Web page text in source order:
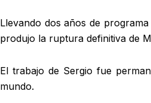
Llevando dos años de
produjo la ruptura definitiva de
El trabajo de Sergio fue
mundo.